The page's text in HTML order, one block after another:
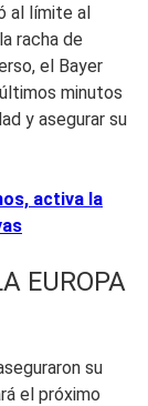
al límite al
racha de
el Bayer
minutos
y asegurar su
activa la
EUROPA
su
el próximo